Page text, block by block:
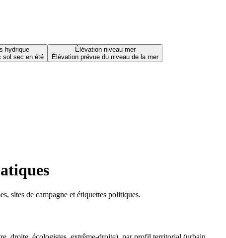
hydrique
sol sec en été
Élévation niveau mer
Élévation prévue du niveau de la mer
sites de campagne et étiquettes politiques.